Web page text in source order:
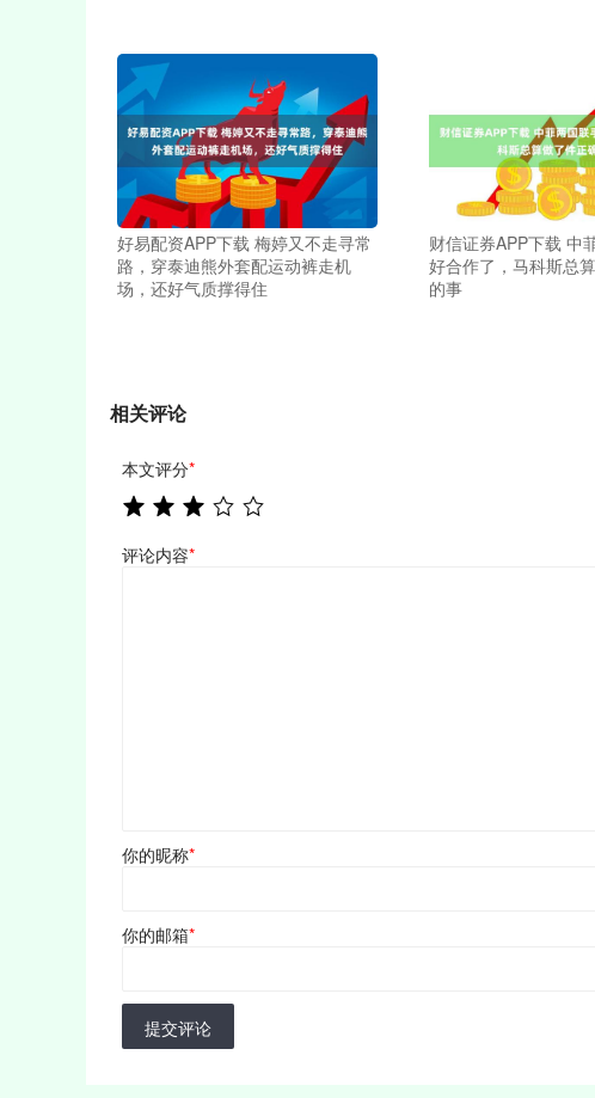
好易配资APP下载 梅婷又不走寻常
路，穿泰迪熊外套配运动裤走机
场，还好气质撑得住
财信证券APP下载 中
好合作了，马科斯总
的事
相关评论
本文评分*
评论内容*
你的昵称*
你的邮箱*
提交评论